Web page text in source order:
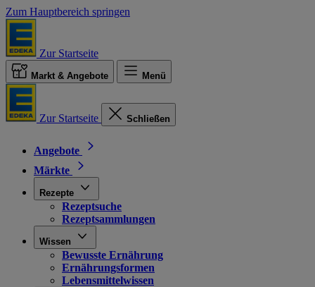
Zum Hauptbereich springen
Zur Startseite
Markt & Angebote Menü
Zur Startseite Schließen
Angebote
Märkte
Rezepte
Rezeptsuche
Rezeptsammlungen
Wissen
Bewusste Ernährung
Ernährungsformen
Lebensmittelwissen